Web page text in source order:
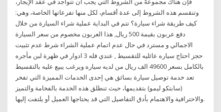
وتنقسم هذه الشروط إلى عدة أقسام، لكل منها تفرعاتها الخاصة، وهي:
كيف طريقة شراء سيارة؟ تتم في البداية عملية شراء السيارة من خلال
دفع عربون بقيمة 500 ريال, هذا العربون مخصوم من سعر السيارة
الاجمالي و مسترد في حال عدم اتمام عملية الشراء شرط عدم تثبيت
حجز احتاج سياره عائليه للتقسيط , عندي فله 3 ادوار في ظهرة لبن مأجره
بالكامل بسعر 49600 الف ريال من لديه سياره ويرغب يبيع عليه بالتقسيط
تعد خدمة توصيل سيارة بسائق هي إحدى الخدمات المميزة التي تفخر
(سابتكو ليمو) بتقديمها، حيث تنطلق هذه الخدمة بالفخامة والتميز
والاحترافية والاهتمام بأدق التفاصيل التي قد يحتاجها العميل أو يلتفت إليها.